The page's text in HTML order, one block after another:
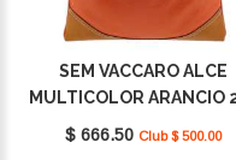
SEM VACCARO ALCE
MULTICOLOR ARANCIO
$ 666.50 Club $ 500.00